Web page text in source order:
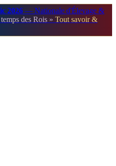
2026 — Nationale d'Élevage &
des Rois » Tout savoir &